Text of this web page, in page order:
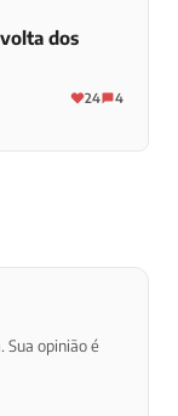
dos
24 4
Sua opinião é